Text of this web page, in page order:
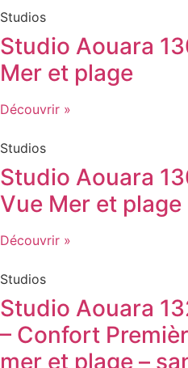
Studios
Studio Aouara
Mer et plage
Découvrir »
Studios
Studio Aouara
Vue Mer et plage
Découvrir »
Studios
Studio Aouara
– Confort
mer et plage –